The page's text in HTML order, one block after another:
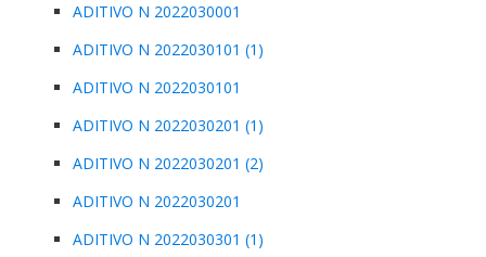
ADITIVO N 2022030001
ADITIVO N 2022030101 (1)
ADITIVO N 2022030101
ADITIVO N 2022030201 (1)
ADITIVO N 2022030201 (2)
ADITIVO N 2022030201
ADITIVO N 2022030301 (1)